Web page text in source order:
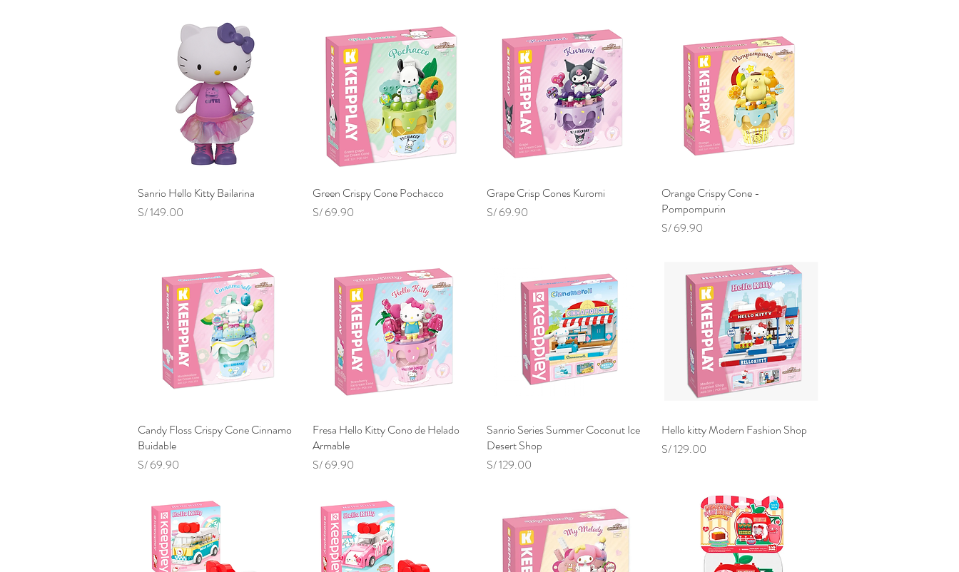
Vista rápida
Sanrio Hello Kitty Bailarina
Precio
S/ 149.00
Vista rápida
Green Crispy Cone Pochacco
Precio
S/ 69.90
Vista rápida
Grape Crisp Cones Kuromi
Precio
S/ 69.90
Vista rápida
Orange Crispy Cone -
Pompompurin
Precio
S/ 69.90
Vista rápida
Candy Floss Crispy Cone Cinnamo
Buidable
Precio
S/ 69.90
Vista rápida
Fresa Hello Kitty Cono de Helado
Armable
Precio
S/ 69.90
Vista rápida
Sanrio Series Summer Coconut Ice
Desert Shop
Precio
S/ 129.00
Vista rápida
Hello kitty Modern Fashion Shop
Precio
S/ 129.00